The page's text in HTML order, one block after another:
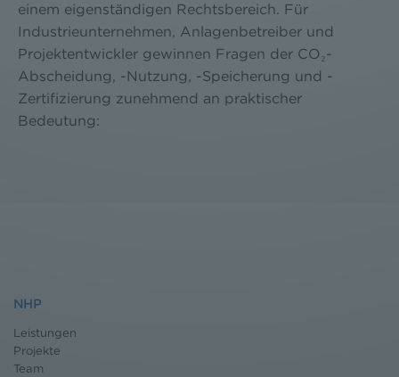
einem eigenständigen Rechtsbereich. Für
Industrieunternehmen, Anlagenbetreiber und
Projektentwickler gewinnen Fragen der CO₂-
Abscheidung, -Nutzung, -Speicherung und -
Zertifizierung zunehmend an praktischer
Bedeutung:
NHP
Leistungen
Projekte
Team